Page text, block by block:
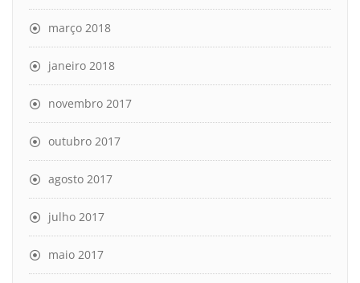
março 2018
janeiro 2018
novembro 2017
outubro 2017
agosto 2017
julho 2017
maio 2017